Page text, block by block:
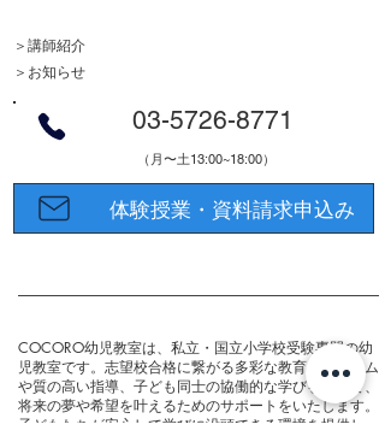
＞講師紹介
＞ お知らせ
03-5726-8771
（月〜土13:00~18:00）
体験授業・資料請求申込み
COCORO幼児教室は、私立・国立小学校受験専門の幼
児教室です。志望校合格に繋がる多彩な教育プログラム
や質の高い指導、子ども同士の協働的な学びを通して、
将来の夢や希望を叶えるためのサポートをいたします。
子どもたちが安心して学びに没頭できる環境を提供し、